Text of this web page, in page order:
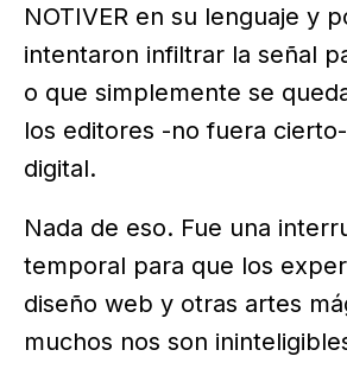
NOTIVER en su lenguaje y
intentaron infiltrar la señal
o que simplemente se
los editores -no fuera
digital.
Nada de eso. Fue una
temporal para que los
diseño web y otras artes
muchos nos son